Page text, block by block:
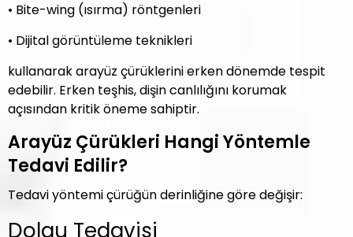
• Bite-wing (ısırma) röntgenleri
• Dijital görüntüleme teknikleri
kullanarak arayüz çürüklerini erken dönemde tespit
edebilir. Erken teşhis, dişin canlılığını korumak
açısından kritik öneme sahiptir.
Arayüz Çürükleri Hangi Yöntemle
Tedavi Edilir?
Tedavi yöntemi çürüğün derinliğine göre değişir:
Dolgu Tedavisi